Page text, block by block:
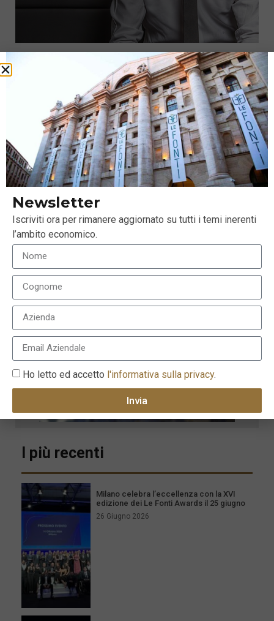
I più recenti
Milano celebra l’eccellenza con la XVI
edizione dei Le Fonti Awards il 25 giugno
26 Giugno 2026
Newsletter
Iscriviti ora per rimanere aggiornato su tutti i temi inerenti
l’ambito economico.
Ho letto ed accetto l'informativa sulla privacy.
Invia